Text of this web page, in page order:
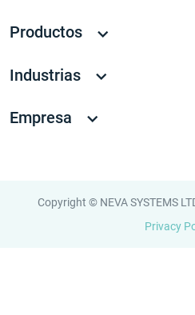
Productos
Industrias
Empresa
Copyright © NEVA SYSTEMS
Privacy